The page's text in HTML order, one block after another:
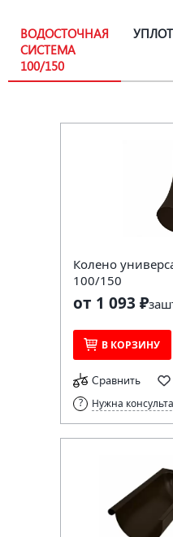
ВОДОСТОЧНАЯ
СИСТЕМА
100/150
Колено
100/150
от 1 093 ₽за
В КОРЗИНУ
Сравнить
Нужна